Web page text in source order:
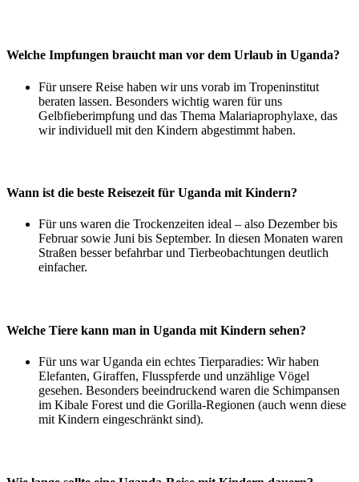
Welche Impfungen braucht man vor dem Urlaub in Uganda?
Für unsere Reise haben wir uns vorab im Tropeninstitut
beraten lassen. Besonders wichtig waren für uns
Gelbfieberimpfung und das Thema Malariaprophylaxe, das
wir individuell mit den Kindern abgestimmt haben.
Wann ist die beste Reisezeit für Uganda mit Kindern?
Für uns waren die Trockenzeiten ideal – also Dezember bis
Februar sowie Juni bis September. In diesen Monaten waren
Straßen besser befahrbar und Tierbeobachtungen deutlich
einfacher.
Welche Tiere kann man in Uganda mit Kindern sehen?
Für uns war Uganda ein echtes Tierparadies: Wir haben
Elefanten, Giraffen, Flusspferde und unzählige Vögel
gesehen. Besonders beeindruckend waren die Schimpansen
im Kibale Forest und die Gorilla-Regionen (auch wenn diese
mit Kindern eingeschränkt sind).